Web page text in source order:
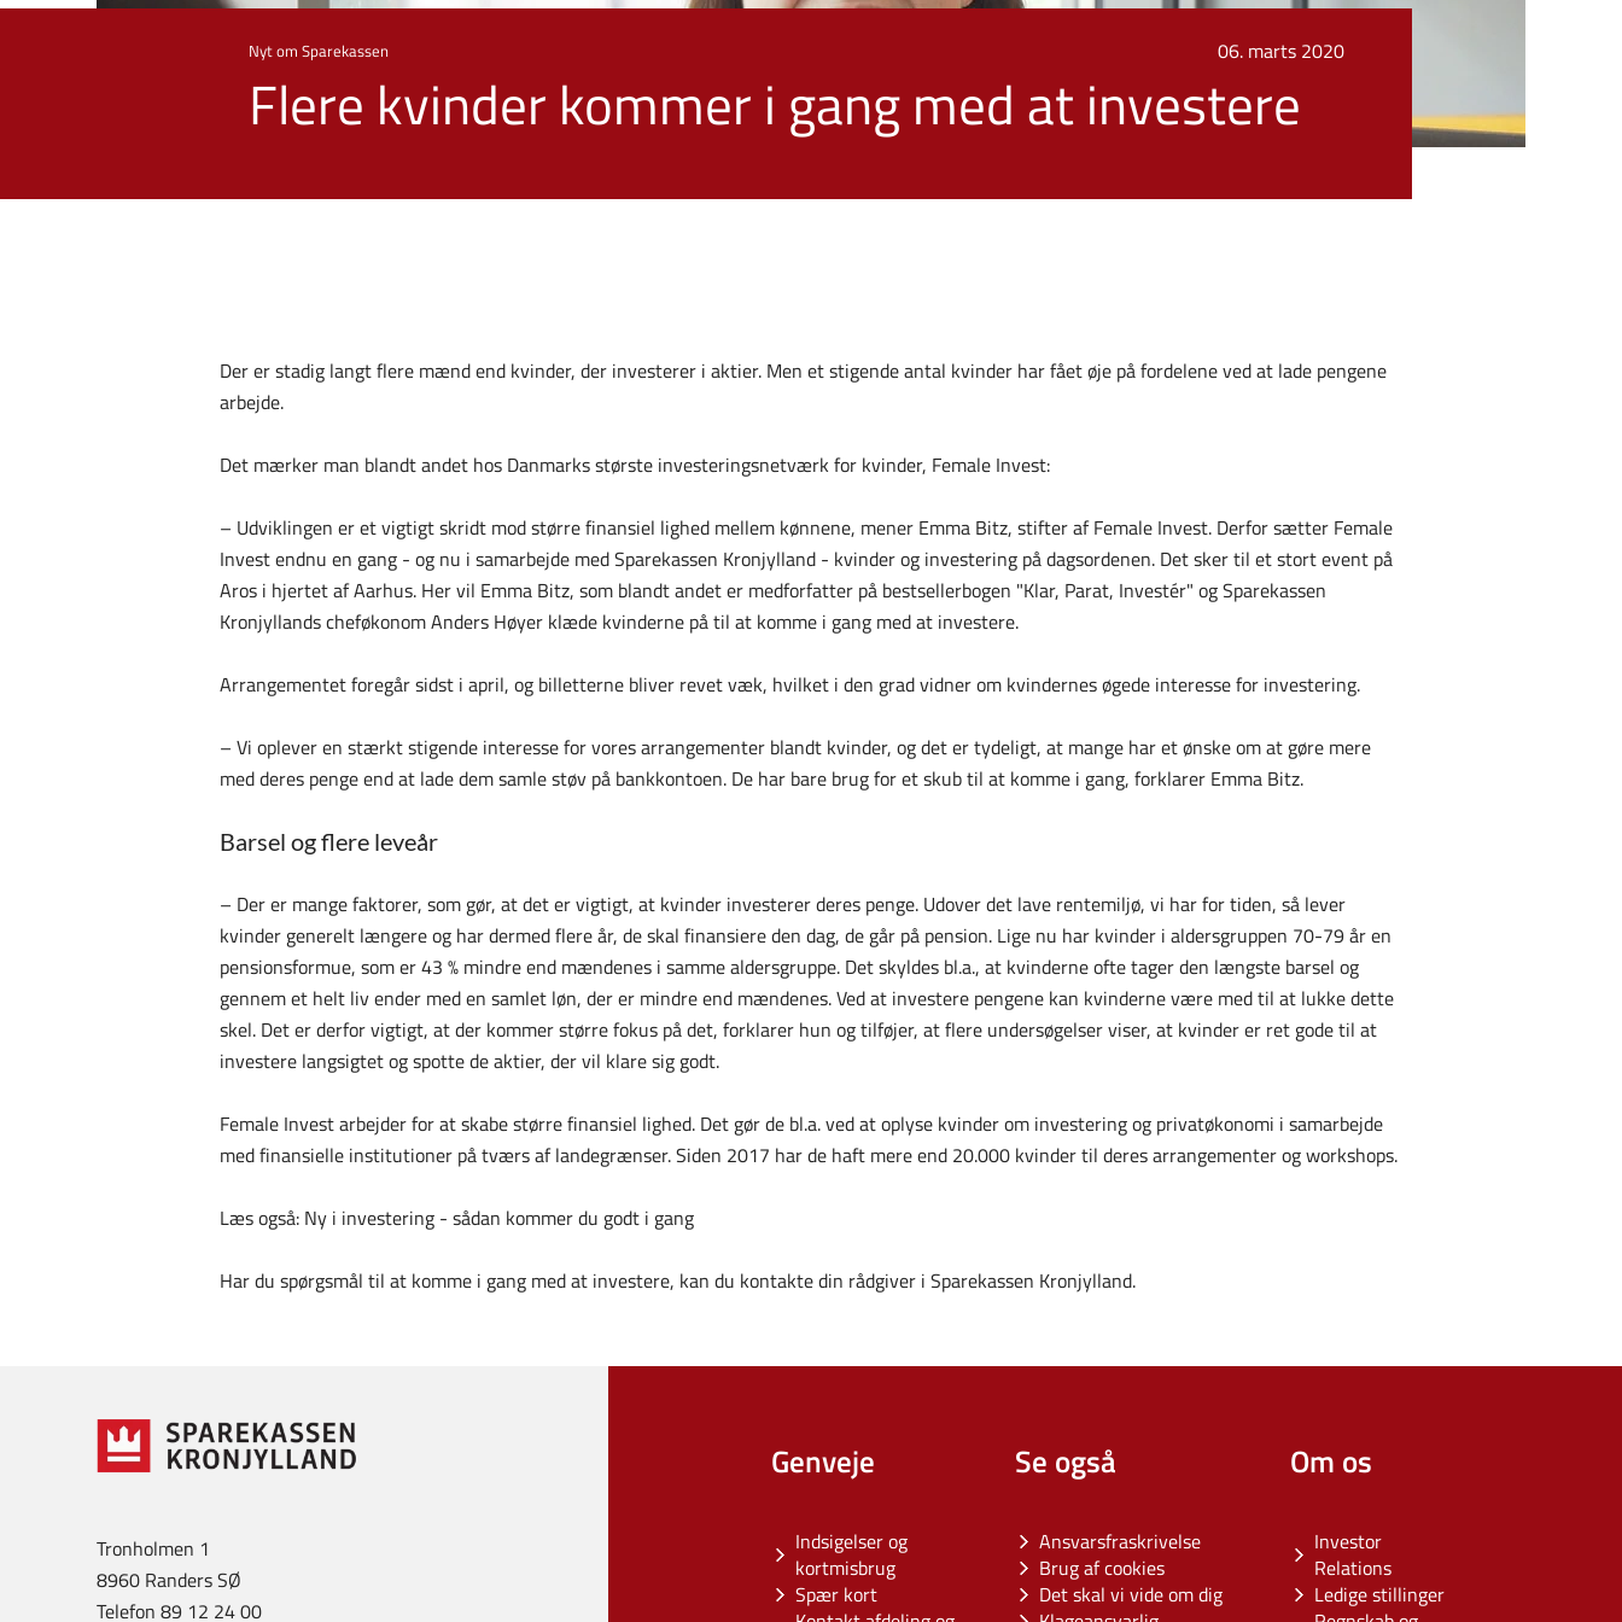
Nyt om Sparekassen
Flere kvinder kommer i gang med at investere
06. marts 2020
Der er stadig langt flere mænd end kvinder, der investerer i aktier. Men et stigende antal kvinder har fået øje på fordelene ved at lade pengene
arbejde.
Det mærker man blandt andet hos Danmarks største investeringsnetværk for kvinder, Female Invest:
– Udviklingen er et vigtigt skridt mod større finansiel lighed mellem kønnene, mener Emma Bitz, stifter af Female Invest. Derfor sætter Female
Invest endnu en gang - og nu i samarbejde med Sparekassen Kronjylland - kvinder og investering på dagsordenen. Det sker til et stort event på
Aros i hjertet af Aarhus. Her vil Emma Bitz, som blandt andet er medforfatter på bestsellerbogen "Klar, Parat, Investér" og Sparekassen
Kronjyllands cheføkonom Anders Høyer klæde kvinderne på til at komme i gang med at investere.
Arrangementet foregår sidst i april, og billetterne bliver revet væk, hvilket i den grad vidner om kvindernes øgede interesse for investering.
– Vi oplever en stærkt stigende interesse for vores arrangementer blandt kvinder, og det er tydeligt, at mange har et ønske om at gøre mere
med deres penge end at lade dem samle støv på bankkontoen. De har bare brug for et skub til at komme i gang, forklarer Emma Bitz.
Barsel og flere leveår
– Der er mange faktorer, som gør, at det er vigtigt, at kvinder investerer deres penge. Udover det lave rentemiljø, vi har for tiden, så lever
kvinder generelt længere og har dermed flere år, de skal finansiere den dag, de går på pension. Lige nu har kvinder i aldersgruppen 70-79 år en
pensionsformue, som er 43 % mindre end mændenes i samme aldersgruppe. Det skyldes bl.a., at kvinderne ofte tager den længste barsel og
gennem et helt liv ender med en samlet løn, der er mindre end mændenes. Ved at investere pengene kan kvinderne være med til at lukke dette
skel. Det er derfor vigtigt, at der kommer større fokus på det, forklarer hun og tilføjer, at flere undersøgelser viser, at kvinder er ret gode til at
investere langsigtet og spotte de aktier, der vil klare sig godt.
Female Invest arbejder for at skabe større finansiel lighed. Det gør de bl.a. ved at oplyse kvinder om investering og privatøkonomi i samarbejde
med finansielle institutioner på tværs af landegrænser. Siden 2017 har de haft mere end 20.000 kvinder til deres arrangementer og workshops.
Læs også: Ny i investering - sådan kommer du godt i gang
Har du spørgsmål til at komme i gang med at investere, kan du kontakte din rådgiver i Sparekassen Kronjylland.
Genveje
Indsigelser og
kortmisbrug
Spær kort
Se også
Ansvarsfraskrivelse
Brug af cookies
Det skal vi vide om dig
Om os
Investor
Relations
Ledige stillinger
Tronholmen 1
8960 Randers SØ
Telefon 89 12 24 00